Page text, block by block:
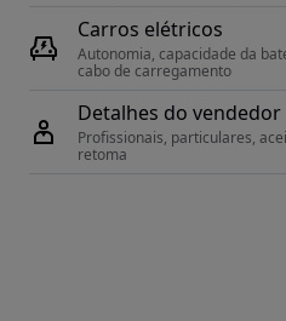
Carros elétricos
Autonomia, capacidade da
cabo de carregamento
Detalhes do vendedor
Profissionais, particulares,
retoma